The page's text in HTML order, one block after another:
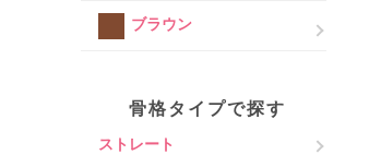
ブラウン
骨格タイプで探す
ストレート